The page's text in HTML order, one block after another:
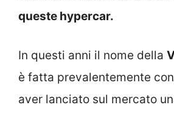
queste hypercar.
In questi anni il nome della
è fatta prevalentemente
aver lanciato sul mercato